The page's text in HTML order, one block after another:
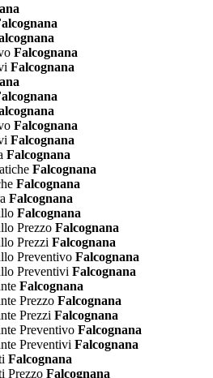
Falcognana
Falcognana
Falcognana
Falcognana
Falcognana
Falcognana
Falcognana
Falcognana
Falcognana
Prezzo Falcognana
Prezzi Falcognana
Preventivo Falcognana
Preventivi Falcognana
Falcognana
Prezzo Falcognana
Prezzi Falcognana
Preventivo Falcognana
Preventivi Falcognana
Falcognana
Prezzo Falcognana